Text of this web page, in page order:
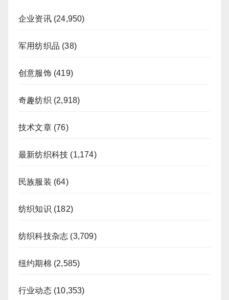
企业资讯(24,950)
军用纺织品 (38)
创意服饰(419)
奇趣纺织 (2,918)
技术文章(76)
最新纺织科技 (1,174)
民族服装 (64)
纺织知识 (182)
纺织科技杂志 (3,709)
纽约期棉 (2,585)
行业动态(10,353)